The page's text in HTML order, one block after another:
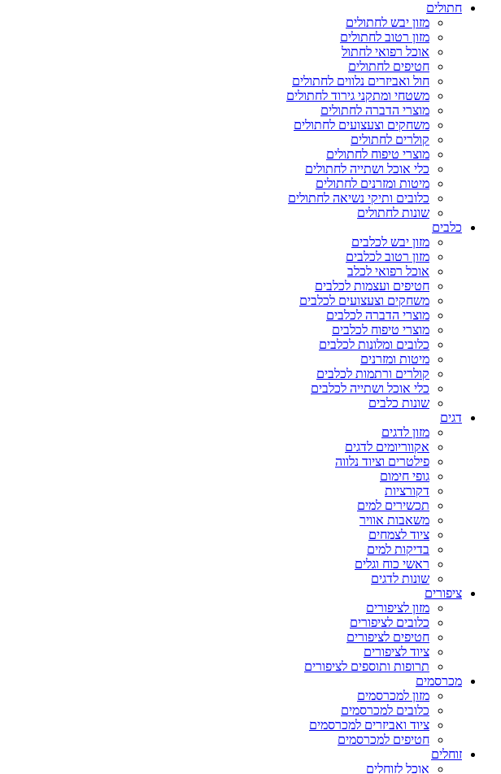
חתולים
מזון יבש לחתולים
מזון רטוב לחתולים
אוכל רפואי לחתול
חטיפים לחתולים
חול ואביזרים נלווים לחתולים
משטחי ומתקני גירוד לחתולים
מוצרי הדברה לחתולים
משחקים וצעצועים לחתולים
קולרים לחתולים
מוצרי טיפוח לחתולים
כלי אוכל ושתייה לחתולים
מיטות ומזרנים לחתולים
כלובים ותיקי נשיאה לחתולים
שונות לחתולים
כלבים
מזון יבש לכלבים
מזון רטוב לכלבים
אוכל רפואי לכלב
חטיפים ועצמות לכלבים
משחקים וצעצועים לכלבים
מוצרי הדברה לכלבים
מוצרי טיפוח לכלבים
כלובים ומלונות לכלבים
מיטות ומזרנים
קולרים ורתמות לכלבים
כלי אוכל ושתייה לכלבים
שונות כלבים
דגים
מזון לדגים
אקווריומים לדגים
פילטרים וציוד נלווה
גופי חימום
דקורציות
תכשירים למים
משאבות אוויר
ציוד לצמחים
בדיקות למים
ראשי כוח וגלים
שונות לדגים
ציפורים
מזון לציפורים
כלובים לציפורים
חטיפים לציפורים
ציוד לציפורים
תרופות ותוספים לציפורים
מכרסמים
מזון למכרסמים
כלובים למכרסמים
ציוד ואביזרים למכרסמים
חטיפים למכרסמים
זוחלים
אוכל לזוחלים